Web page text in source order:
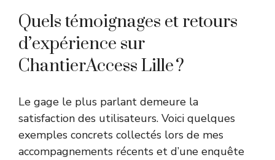
Quels témoignages et retours
d’expérience sur
ChantierAccess Lille ?
Le gage le plus parlant demeure la
satisfaction des utilisateurs. Voici quelques
exemples concrets collectés lors de mes
accompagnements récents et d’une enquête